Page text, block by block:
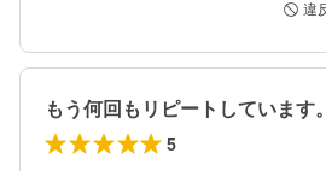
違
5